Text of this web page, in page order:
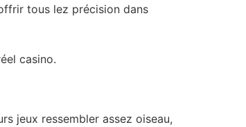
tous lez précision dans
casino.
jeux ressembler assez oiseau,